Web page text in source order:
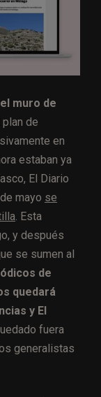
el muro de
de
en
estaban ya
El Diario
mayo se
. Esta
y después
se sumen al
de
quedará
y El
fuera
generalistas